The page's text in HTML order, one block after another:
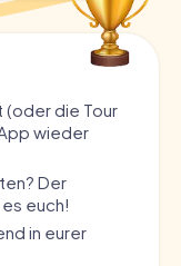
(oder die Tour
wieder
Der
euch!
in eurer